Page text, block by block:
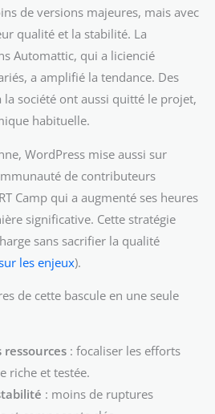
de versions majeures, mais avec
qualité et la stabilité. La
Automattic, qui a liciencié
a amplifié la tendance. Des
société ont aussi quitté le projet,
habituelle.
WordPress mise aussi sur
de contributeurs
Camp qui a augmenté ses heures
significative. Cette stratégie
sans sacrifier la qualité
les enjeux).
de cette bascule en une seule
: focaliser les efforts
riche et testée.
: moins de ruptures